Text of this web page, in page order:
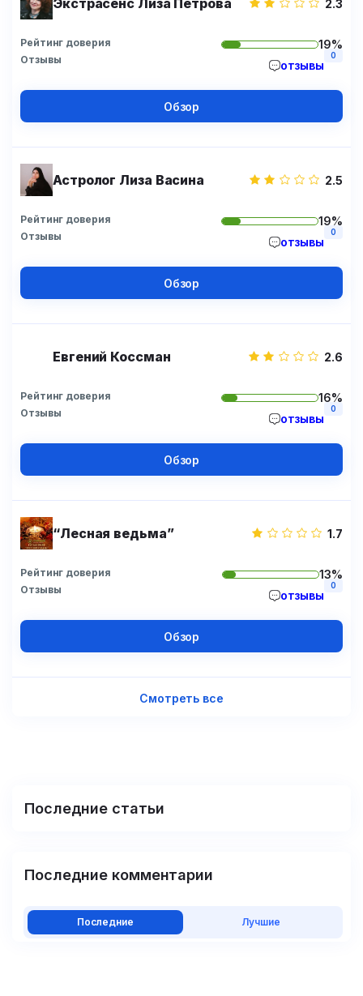
Экстрасенс Лиза Петрова 2.3
Рейтинг доверия 19%
Отзывы отзывы
0
Обзор
Астролог Лиза Васина 2.5
Рейтинг доверия 19%
Отзывы отзывы
0
Обзор
Евгений Коссман 2.6
Рейтинг доверия 16%
Отзывы отзывы
0
Обзор
“Лесная ведьма” 1.7
Рейтинг доверия 13%
Отзывы отзывы
0
Обзор
Смотреть все
Последние статьи
Последние комментарии
Последние Лучшие